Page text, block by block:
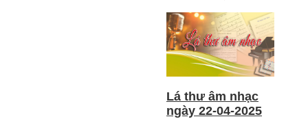
Lá thư âm nhạc
ngày 22-04-2025